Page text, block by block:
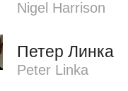
Nigel Harrison
Петер Линка
Peter Linka